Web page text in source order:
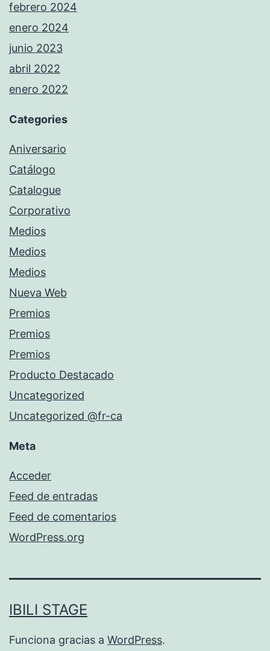
febrero 2024
enero 2024
junio 2023
abril 2022
enero 2022
Categories
Aniversario
Catálogo
Catalogue
Corporativo
Medios
Medios
Medios
Nueva Web
Premios
Premios
Premios
Producto Destacado
Uncategorized
Uncategorized @fr-ca
Meta
Acceder
Feed de entradas
Feed de comentarios
WordPress.org
IBILI STAGE
Funciona gracias a WordPress.